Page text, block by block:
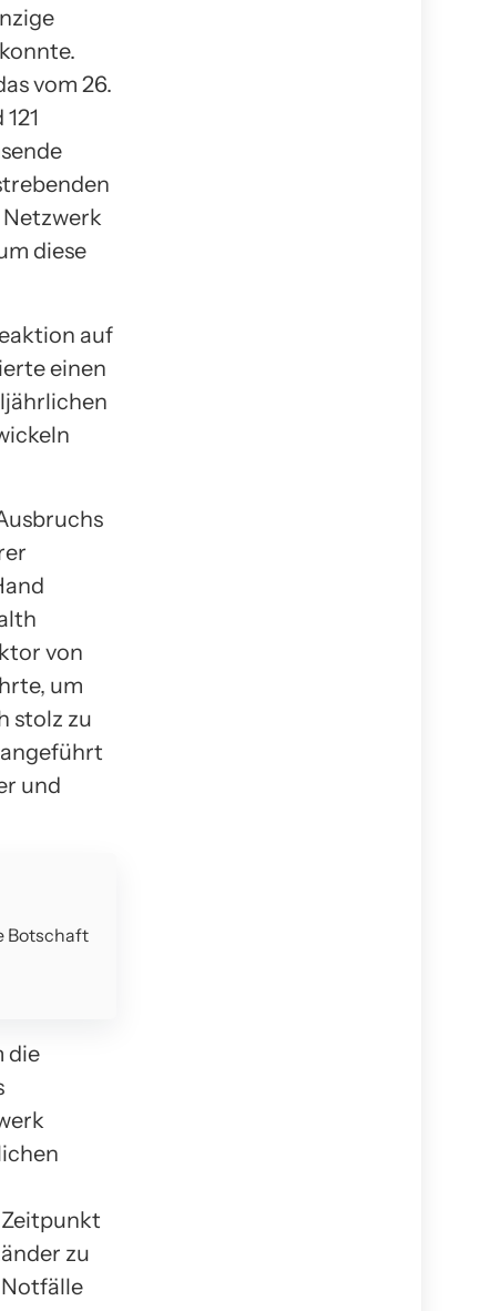
vom 26.
diese
auf
einen
von
um
stolz zu
und
Botschaft
die
zu
Notfälle